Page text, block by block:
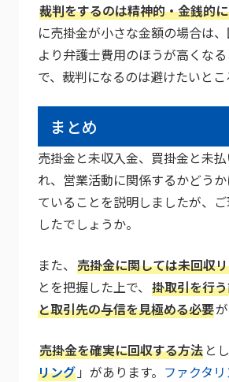
裁判をするのは精神的・金銭的
に売掛金が小さな金額の場合は
より弁護士費用のほうが高くな
で、裁判になるのは避けたいとこ
まとめ
売掛金と未収入金、買掛金と未
れ、営業活動に関係するかどう
ていることを説明しましたが、
したでしょうか。
また、 売掛金に関しては未回収
とを把握した上で、 掛取引を行
と取引先の与信を見極める必要
売掛金を確実に回収する方法 と
リング 」があります。 ファクタ